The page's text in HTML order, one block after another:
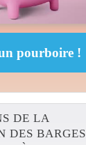
DE LA
DES BARGES